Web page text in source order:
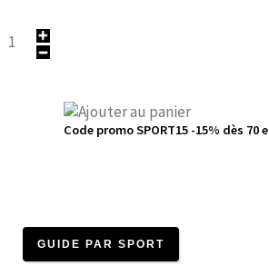
Code promo SPORT15 -15% dès 70
GUIDE PAR SPORT